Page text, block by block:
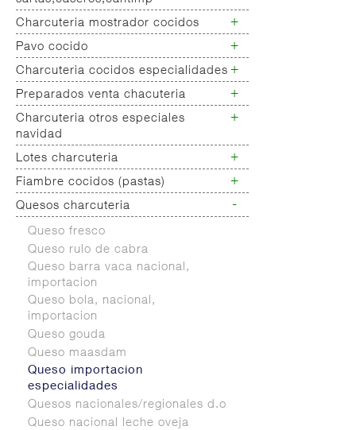
Chorizo cerdo blanco
Embutido
salchichones,salamis,longanizas
Embutido curado de pavo
Otros curados varios no
Charcuteria mostrador cocidos +
Jamon cocido- fiambre
Fiambres pollo
Pavo cocido +
Fiambres pavo
Charcuteria cocidos especialidades +
Charcuteria cocidos
especialidades
Preparados venta chacuteria +
Empanada peso charcuteria
Charcuteria otros especiales
navidad
+
Charcuteria
especialidades/navidad
Lotes charcuteria +
Lotes charcuteria
Fiambre cocidos (pastas) +
Chopped
Galantinas/ lunch
Mortadelas
Quesos charcuteria -
Queso fresco
Queso rulo de cabra
Queso barra vaca nacional,
importacion
Queso bola, nacional,
importacion
Queso gouda
Queso maasdam
Queso importacion
especialidades
Quesos nacionales/regionales d.o
Queso nacional leche oveja